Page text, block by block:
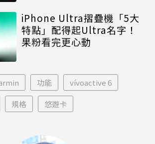
iPhone Ultra摺疊機「5大
特點」配得起Ultra名字！
果粉看完更心動
功能 vívoactive 6
規格 悠遊卡